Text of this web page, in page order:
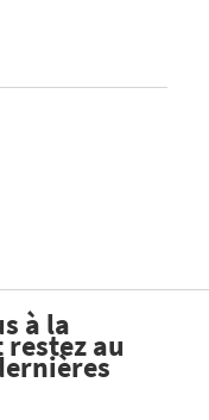
à la
au